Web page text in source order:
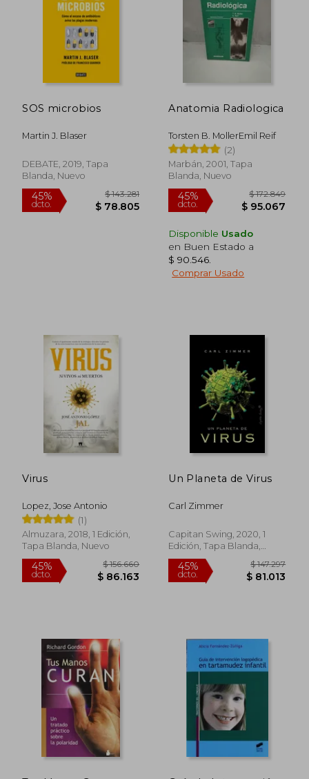
45%
dcto.
SOS microbios
Martin J. Blaser
DEBATE, 2019, Tapa
Blanda, Nuevo
Anatomia Radiologica
Torsten B. MollerEmil Reif
(2)
Marbán, 2001, Tapa
Blanda, Nuevo
Disponible Usado
en Buen Estado a
$ 90.546
Comprar Usado
Virus
Lopez, Jose Antonio
(1)
Almuzara, 2018, 1 Edición,
Tapa Blanda, Nuevo
Un Planeta de Virus
Carl Zimmer
Capitan Swing, 2020, 1
Edición, Tapa Blanda,
Nuevo